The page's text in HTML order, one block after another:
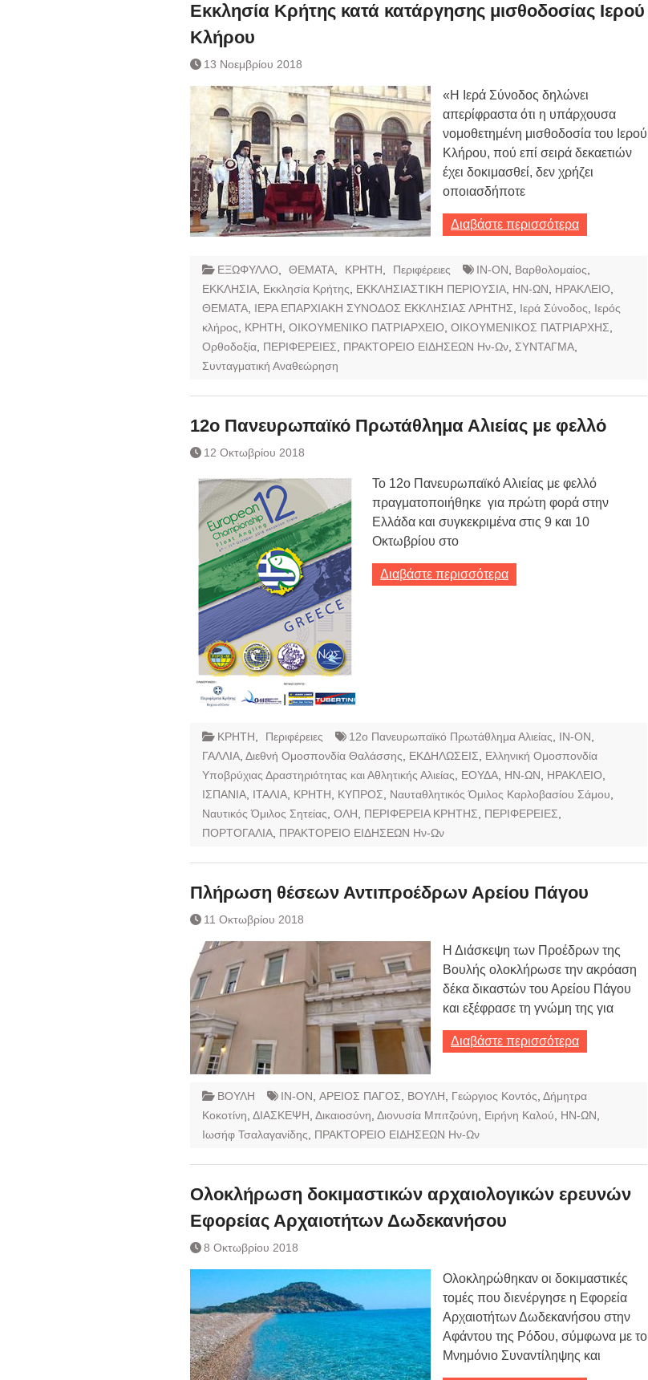
Συναλλάγματος &
Τραπεζογραμματίων 4-3-2019
Κάθοδος αγροτών
Δικαιοσύνη
Εκκλησία Κρήτης κατά κατάργησης μισθοδοσίας Ιερού
Κλήρου
13 Νοεμβρίου 2018
«Η Ιερά Σύνοδος δηλώνει
απερίφραστα ότι η υπάρχουσα
νομοθετημένη μισθοδοσία του Ιερού
Κλήρου, πού επί σειρά δεκαετιών
έχει δοκιμασθεί, δεν χρήζει
οποιασδήποτε
Διαβάστε περισσότερα
ΕΞΩΦΥΛΛΟ ΘΕΜΑΤΑ ΚΡΗΤΗ Περιφέρειες IN-ON Βαρθολομαίος
ΕΚΚΛΗΣΙΑ Εκκλησία Κρήτης ΕΚΚΛΗΣΙΑΣΤΙΚΗ ΠΕΡΙΟΥΣΙΑ ΗΝ-ΩΝ ΗΡΑΚΛΕΙΟ
ΘΕΜΑΤΑ ΙΕΡΑ ΕΠΑΡΧΙΑΚΗ ΣΥΝΟΔΟΣ ΕΚΚΛΗΣΙΑΣ ΛΡΗΤΗΣ Ιερά Σύνοδος
Ιερός
κλήρος
ΚΡΗΤΗ ΟΙΚΟΥΜΕΝΙΚΟ ΠΑΤΡΙΑΡΧΕΙΟ ΟΙΚΟΥΜΕΝΙΚΟΣ ΠΑΤΡΙΑΡΧΗΣ
Ορθοδοξία ΠΕΡΙΦΕΡΕΙΕΣ ΠΡΑΚΤΟΡΕΙΟ ΕΙΔΗΣΕΩΝ Ην-Ων ΣΥΝΤΑΓΜΑ
Συνταγματική Αναθεώρηση
12ο Πανευρωπαϊκό Πρωτάθλημα Αλιείας με φελλό
12 Οκτωβρίου 2018
Το 12ο Πανευρωπαϊκό Αλιείας με φελλό
πραγματοποιήθηκε για πρώτη φορά στην
Ελλάδα και συγκεκριμένα στις 9 και 10
Οκτωβρίου στο
Διαβάστε περισσότερα
ΚΡΗΤΗ Περιφέρειες 12ο Πανευρωπαϊκό Πρωτάθλημα Αλιείας IN-ON
ΓΑΛΛΙΑ Διεθνή Ομοσπονδία Θαλάσσης ΕΚΔΗΛΩΣΕΙΣ
Ελληνική Ομοσπονδία
Υποβρύχιας Δραστηριότητας και Αθλητικής Αλιείας
ΕΟΥΔΑ ΗΝ-ΩΝ ΗΡΑΚΛΕΙΟ
ΙΣΠΑΝΙΑ ΙΤΑΛΙΑ ΚΡΗΤΗ ΚΥΠΡΟΣ Ναυταθλητικός Όμιλος Καρλοβασίου Σάμου
Ναυτικός Όμιλος Σητείας ΟΛΗ ΠΕΡΙΦΕΡΕΙΑ ΚΡΗΤΗΣ ΠΕΡΙΦΕΡΕΙΕΣ
ΠΟΡΤΟΓΑΛΙΑ ΠΡΑΚΤΟΡΕΙΟ ΕΙΔΗΣΕΩΝ Ην-Ων
Πλήρωση θέσεων Αντιπροέδρων Αρείου Πάγου
11 Οκτωβρίου 2018
Η Διάσκεψη των Προέδρων της
Βουλής ολοκλήρωσε την ακρόαση
δέκα δικαστών του Αρείου Πάγου
και εξέφρασε τη γνώμη της για
Διαβάστε περισσότερα
ΒΟΥΛΗ IN-ON ΑΡΕΙΟΣ ΠΑΓΟΣ ΒΟΥΛΗ Γεώργιος Κοντός Δήμητρα
Κοκοτίνη ΔΙΑΣΚΕΨΗ Δικαιοσύνη Διονυσία Μπιτζούνη Ειρήνη Καλού ΗΝ-ΩΝ
Ιωσήφ Τσαλαγανίδης
ΠΡΑΚΤΟΡΕΙΟ ΕΙΔΗΣΕΩΝ Ην-Ων
Ολοκλήρωση δοκιμαστικών αρχαιολογικών ερευνών
Εφορείας Αρχαιοτήτων Δωδεκανήσου
8 Οκτωβρίου 2018
Ολοκληρώθηκαν οι δοκιμαστικές
τομές που διενέργησε η Εφορεία
Αρχαιοτήτων Δωδεκανήσου στην
Αφάντου της Ρόδου, σύμφωνα με το
Μνημόνιο Συναντίληψης και